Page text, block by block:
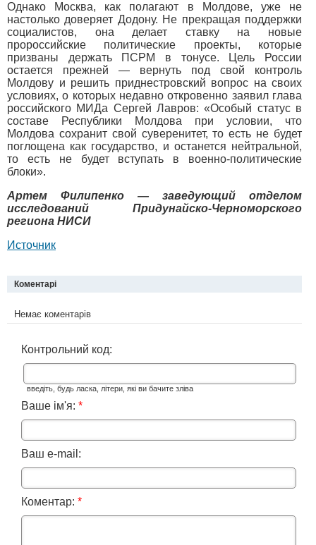
Однако Москва, как полагают в Молдове, уже не
настолько доверяет Додону. Не прекращая поддержки
социалистов, она делает ставку на новые
пророссийские политические проекты, которые
призваны держать ПСРМ в тонусе. Цель России
остается прежней — вернуть под свой контроль
Молдову и решить приднестровский вопрос на своих
условиях, о которых недавно откровенно заявил глава
российского МИДа Сергей Лавров: «Особый статус в
составе Республики Молдова при условии, что
Молдова сохранит свой суверенитет, то есть не будет
поглощена как государство, и останется нейтральной,
то есть не будет вступать в военно-политические
блоки».
Артем Филипенко — заведующий отделом
исследований Придунайско-Черноморского
региона НИСИ
Источник
Коментарі
Немає коментарів
Контрольний код:
введіть, будь ласка, літери, які ви бачите зліва
Ваше ім'я: *
Ваш e-mail:
Коментар: *